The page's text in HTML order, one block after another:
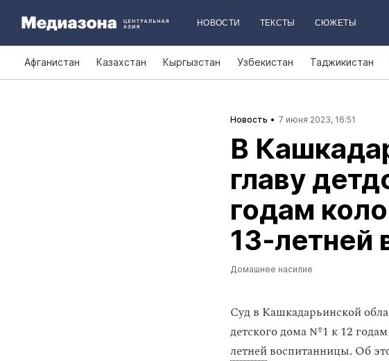
НОВОСТИ ТЕКСТЫ СЮЖЕТЫ
Афганистан Казахстан Кыргызстан Узбекистан Таджикистан
Новость 7 июня 2023, 16:51
В
главу
годам
13‑летней
Домашнее насилие
Суд в Кашкадарьинской
детского дома №1 к 12
летнейвоспитанницы. Об